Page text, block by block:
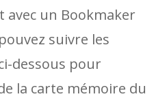
un Bookmaker
suivre les
dessous pour
la carte mémoire du